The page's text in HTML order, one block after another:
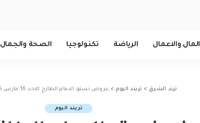
المال والاعمال الرياضة تكنولوجيا الصحة والجمال
ترند الشرق > تريند اليوم > عروض نستو الدمام الطازج الاحد 16 مارس 2025 لمدة 3 ايام
تريند اليوم